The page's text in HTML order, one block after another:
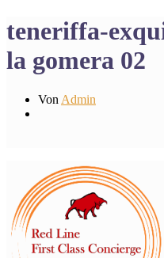
teneriffa-
la gomera 02
Von Admin